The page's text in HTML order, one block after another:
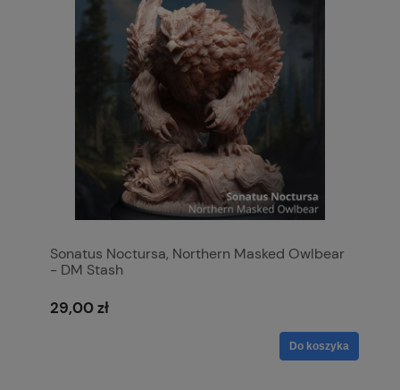
Sonatus Noctursa, Northern Masked Owlbear
- DM Stash
29,00 zł
Do koszyka